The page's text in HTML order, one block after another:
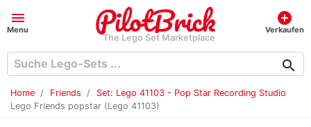
menu
Menu
The Lego Set Marketplace
add_circle
Verkaufen
search
Home Friends
Set: Lego 41103 - Pop Star Recording Studio
Lego Friends popstar (Lego 41103)